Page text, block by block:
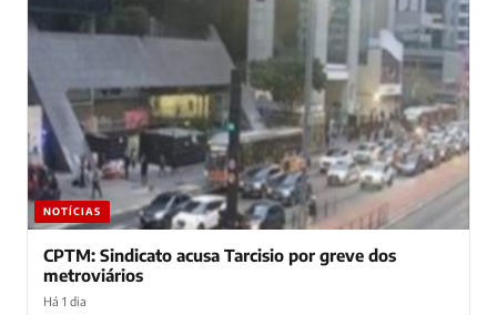
NOTÍCIAS
CPTM: Sindicato acusa Tarcisio por greve dos
metroviários
Há 1 dia